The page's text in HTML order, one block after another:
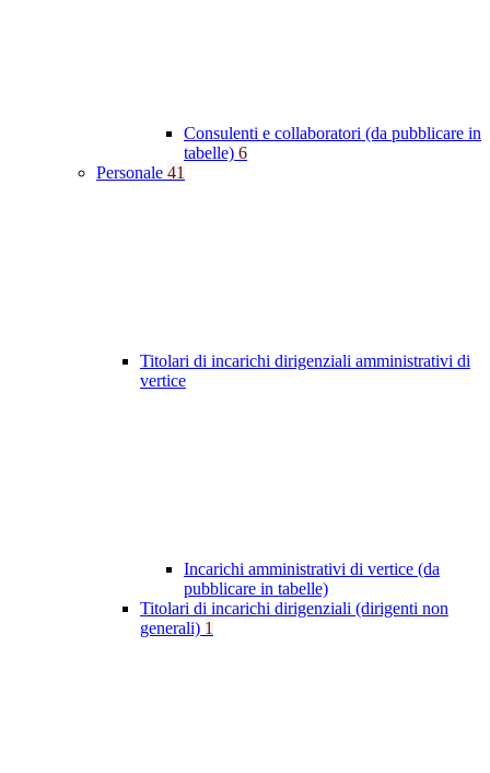
Consulenti e collaboratori (da pubblicare in
tabelle) 6
Personale 41
Titolari di incarichi dirigenziali amministrativi di
vertice
Incarichi amministrativi di vertice (da
pubblicare in tabelle)
Titolari di incarichi dirigenziali (dirigenti non
generali) 1